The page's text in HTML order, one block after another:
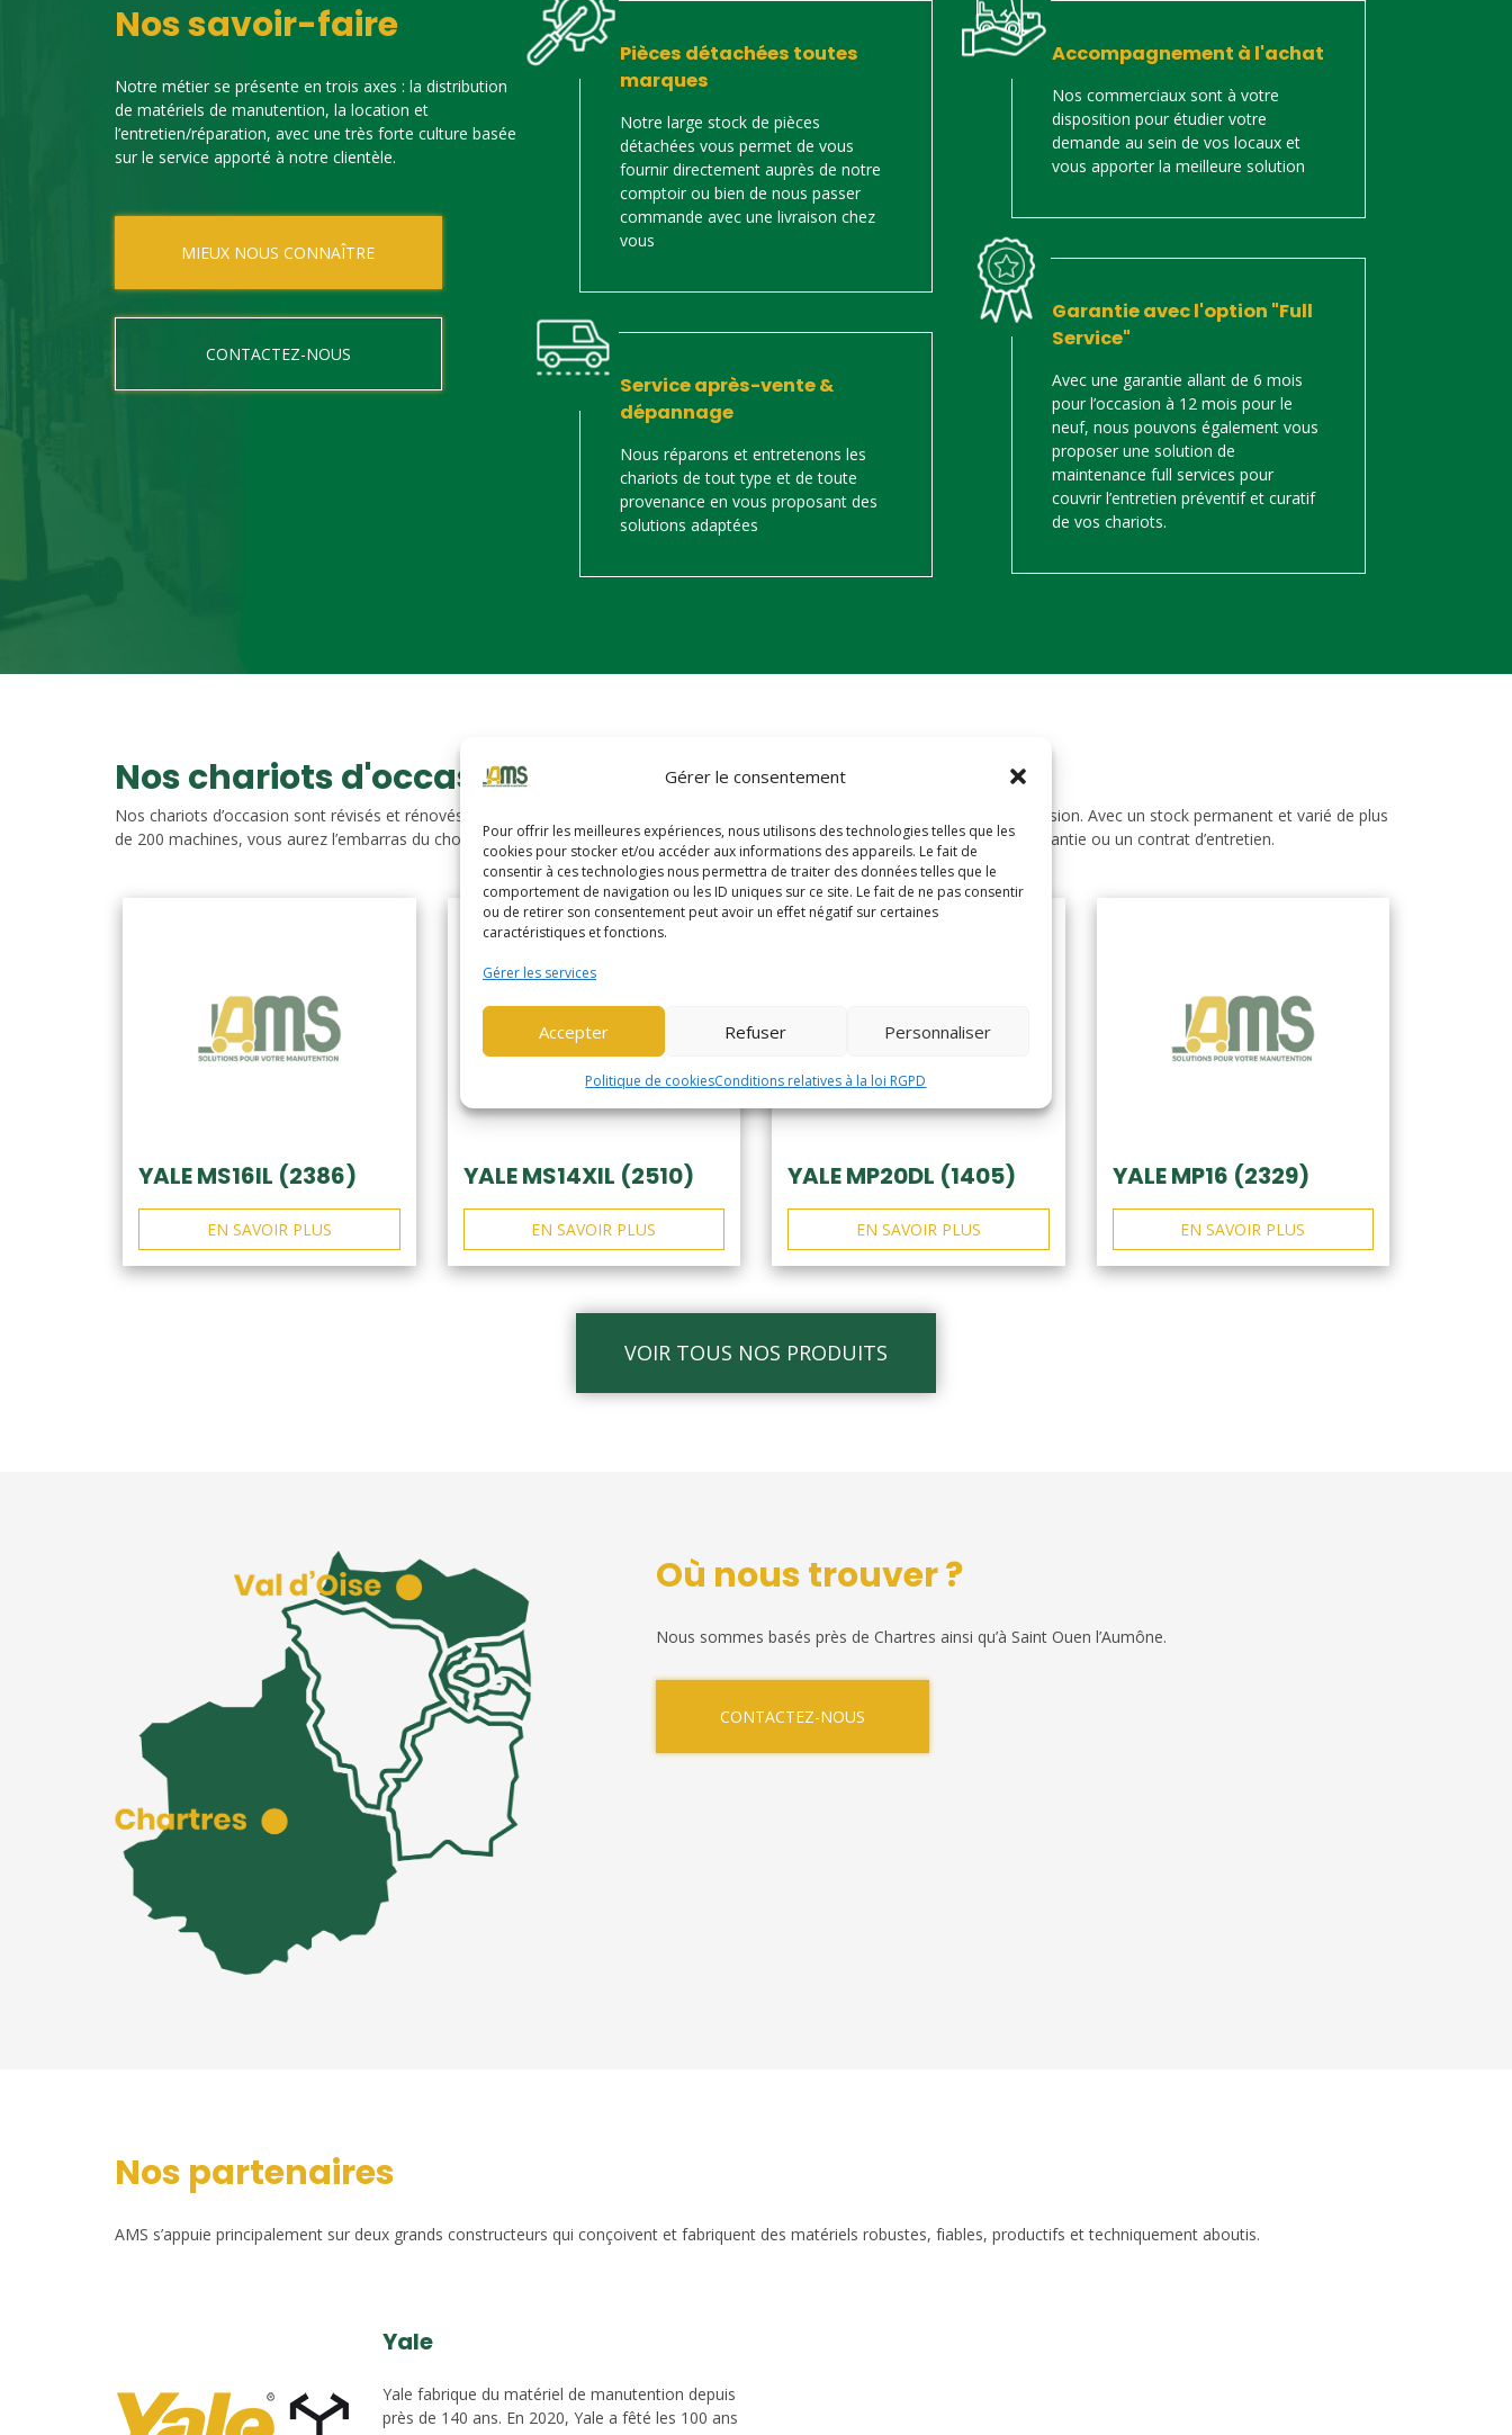
Gérer le consentement
Pour offrir les meilleures expériences, nous utilisons des technologies telles que les
cookies pour stocker et/ou accéder aux informations des appareils. Le fait de
consentir à ces technologies nous permettra de traiter des données telles que le
comportement de navigation ou les ID uniques sur ce site. Le fait de ne pas consentir
ou de retirer son consentement peut avoir un effet négatif sur certaines
caractéristiques et fonctions.
Gérer les services
Accepter Refuser Personnaliser
Politique de cookiesConditions relatives à la loi RGPD
Nos savoir-faire
Notre métier se présente en trois axes : la distribution
de matériels de manutention, la location et
l’entretien/réparation, avec une très forte culture basée
sur le service apporté à notre clientèle.
MIEUX NOUS CONNAÎTRE
CONTACTEZ-NOUS
Pièces détachées toutes
marques
Notre large stock de pièces
détachées vous permet de vous
fournir directement auprès de notre
comptoir ou bien de nous passer
commande avec une livraison chez
vous
Service après-vente &
dépannage
Nous réparons et entretenons les
chariots de tout type et de toute
provenance en vous proposant des
solutions adaptées
Accompagnement à l'achat
Nos commerciaux sont à votre
disposition pour étudier votre
demande au sein de vos locaux et
vous apporter la meilleure solution
Garantie avec l'option "Full
Service"
Avec une garantie allant de 6 mois
pour l’occasion à 12 mois pour le
neuf, nous pouvons également vous
proposer une solution de
maintenance full services pour
couvrir l’entretien préventif et curatif
de vos chariots.
Nos chariots d'occasion
Nos chariots d’occasion sont révisés et rénovés. Vous trouverez ci-dessous notre catalogue de matériels de manutention d’occasion. Avec un stock permanent et varié de plus
de 200 machines, vous aurez l’embarras du choix. Nos chariots sont révisés, reconditionnés, repeints, prêts à partir avec une garantie ou un contrat d’entretien.
YALE MS16IL (2386)
EN SAVOIR PLUS
YALE MS14XIL (2510)
EN SAVOIR PLUS
YALE MP20DL (1405)
EN SAVOIR PLUS
YALE MP16 (2329)
EN SAVOIR PLUS
VOIR TOUS NOS PRODUITS
Où nous trouver ?
Nous sommes basés près de Chartres ainsi qu’à Saint Ouen l’Aumône.
CONTACTEZ-NOUS
Nos partenaires
AMS s’appuie principalement sur deux grands constructeurs qui conçoivent et fabriquent des matériels robustes, fiables, productifs et techniquement aboutis.
Yale
Yale fabrique du matériel de manutention depuis
près de 140 ans. En 2020, Yale a fêté les 100 ans